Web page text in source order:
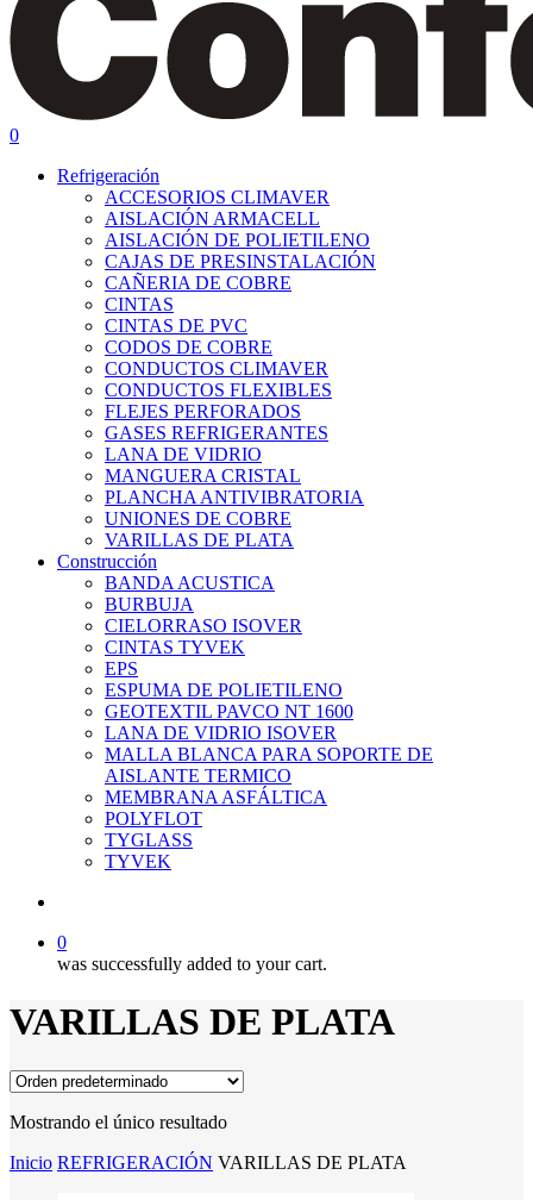
search
0
Refrigeración
ACCESORIOS CLIMAVER
AISLACIÓN ARMACELL
AISLACIÓN DE POLIETILENO
CAJAS DE PRESINSTALACIÓN
CAÑERIA DE COBRE
CINTAS
CINTAS DE PVC
CODOS DE COBRE
CONDUCTOS CLIMAVER
CONDUCTOS FLEXIBLES
FLEJES PERFORADOS
GASES REFRIGERANTES
LANA DE VIDRIO
MANGUERA CRISTAL
PLANCHA ANTIVIBRATORIA
UNIONES DE COBRE
VARILLAS DE PLATA
Construcción
BANDA ACUSTICA
BURBUJA
CIELORRASO ISOVER
CINTAS TYVEK
EPS
ESPUMA DE POLIETILENO
GEOTEXTIL PAVCO NT 1600
LANA DE VIDRIO ISOVER
MALLA BLANCA PARA SOPORTE DE
AISLANTE TERMICO
MEMBRANA ASFÁLTICA
POLYFLOT
TYGLASS
TYVEK
0
was successfully added to your cart.
VARILLAS DE PLATA
Mostrando el único resultado
Inicio REFRIGERACIÓN VARILLAS DE PLATA